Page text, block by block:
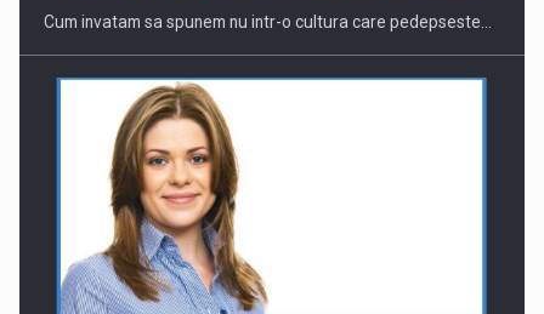
Cum invatam sa spunem nu intr-o cultura care pedepseste…